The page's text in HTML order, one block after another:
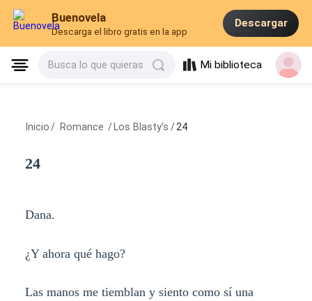
Buenovela
Descarga el libro gratis en la app
Descargar
Busca lo que quieras Mi biblioteca
Inicio / Romance / Los Blasty's / 24
24
Dana.
¿Y ahora qué hago?
Las manos me tiemblan y siento como sí una